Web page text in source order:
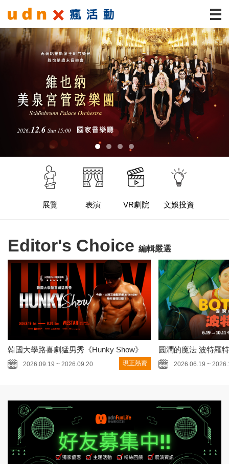
展覽 表演 VR劇院 文娛投資
Editor's Choice 編輯嚴選
韓國大學路喜劇猛男秀《Hunky Show》
2026.09.19 ~ 2026.09.20 現正熱賣
圓潤的魔法 波特羅
2026.06.19 ~